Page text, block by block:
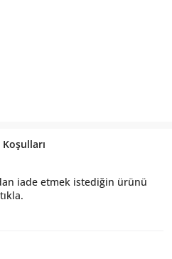
Koşulları
iade etmek istediğin ürünü